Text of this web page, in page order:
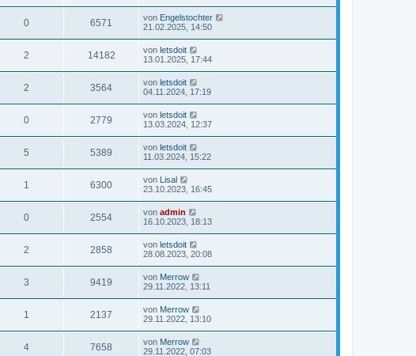
0 6571 von Engelstochter
21.02.2025, 14:50
2 14182 von letsdoit
13.01.2025, 17:44
2 3564 von letsdoit
04.11.2024, 17:19
0 2779 von letsdoit
13.03.2024, 12:37
5 5389 von letsdoit
11.03.2024, 15:22
1 6300 von Lisal
23.10.2023, 16:45
0 2554 von admin
16.10.2023, 18:13
2 2858 von letsdoit
28.08.2023, 20:08
3 9419 von Merrow
29.11.2022, 13:11
1 2137 von Merrow
29.11.2022, 13:10
4 7658 von Merrow
29.11.2022, 07:03